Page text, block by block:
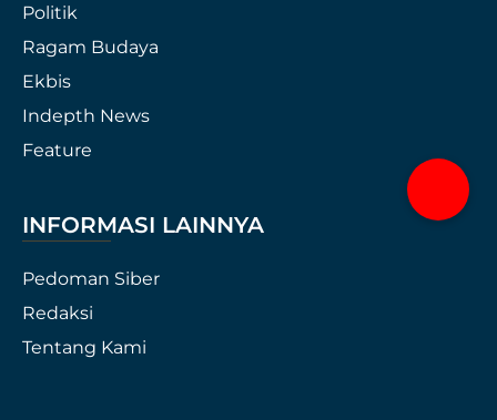
Politik
Ragam Budaya
Ekbis
Indepth News
Feature
INFORMASI LAINNYA
Pedoman Siber
Redaksi
Tentang Kami